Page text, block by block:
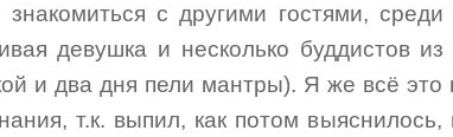
с другими гостями, среди
девушка и несколько буддистов из
и два дня пели мантры). Я же всё это
т.к. выпил, как потом выяснилось,